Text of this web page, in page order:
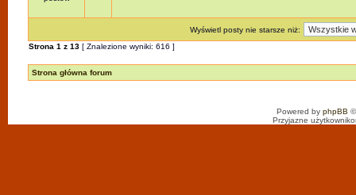
Wyświetl posty nie starsze niż:
Strona 1 z 13 [ Znalezione wyniki: 616 ]
Strona główna forum
Powered by phpBB
Przyjazne